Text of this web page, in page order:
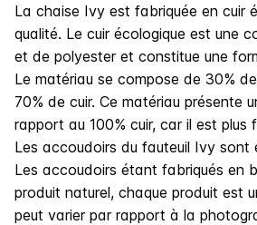
La chaise Ivy est fabriquée en cuir
qualité. Le cuir écologique est une
et de polyester et constitue une
Le matériau se compose de 30%
70% de cuir. Ce matériau présente
rapport au 100% cuir, car il est plus
Les accoudoirs du fauteuil Ivy sont
Les accoudoirs étant fabriqués en
produit naturel, chaque produit est
peut varier par rapport à la